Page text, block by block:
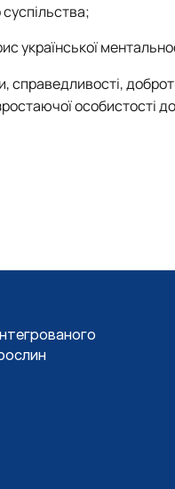
української
справедливості,
особистості